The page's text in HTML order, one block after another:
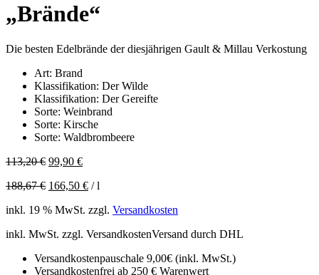
„Brände“
Die besten Edelbrände der diesjährigen Gault & Millau Verkostung
Art: Brand
Klassifikation: Der Wilde
Klassifikation: Der Gereifte
Sorte: Weinbrand
Sorte: Kirsche
Sorte: Waldbrombeere
113,20€ Ursprünglicher
war:
99,90 €Aktueller
ist:
188,67€ 166,50 € /l
inkl. 19 % MwSt. zzgl. Versandkosten
inkl. MwSt. zzgl. VersandkostenVersand durch DHL
Versandkostenpauschale 9,00€ (inkl. MwSt.)
Versandkostenfrei ab 250 € Warenwert